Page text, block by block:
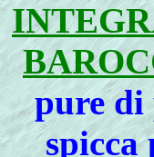
pure di
spicca